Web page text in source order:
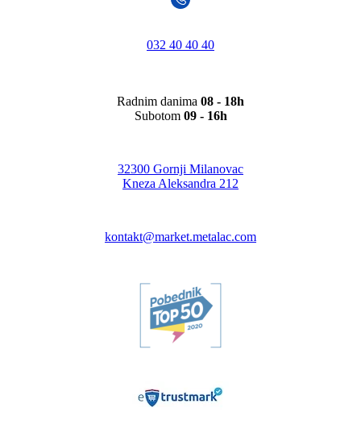
032 40 40 40
Radnim danima 08 - 18h
Subotom 09 - 16h
32300 Gornji Milanovac
Kneza Aleksandra 212
kontakt@market.metalac.com